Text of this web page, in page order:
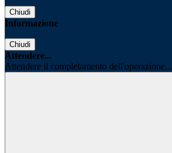
Chiudi
Informazione
Chiudi
Attendere...
Attendere il completamento dell'operazione...